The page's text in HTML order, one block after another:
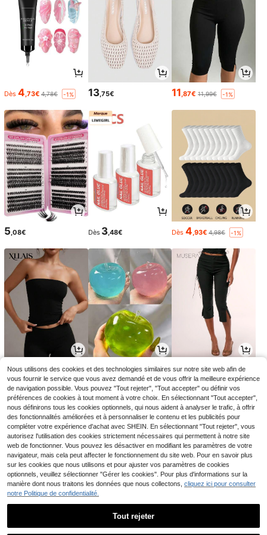
1
Dès 4 ,73€ 4,78€ -1% 13,75€ 11 ,87€ 11,99€ -1%
5,08€ Dès 3,48€ Dès 4,93€ 4,98€ -1%
7,91€ 7,99€ -1% Dès4,69€ 19 ,99€
Nous utilisons des cookies et des technologies similaires sur notre site web afin de
vous fournir le service que vous avez demandé et de vous offrir la meilleure expérience
de navigation possible. Vous pouvez "Tout rejeter", "Tout accepter" ou définir vos
préférences de cookies à tout moment à votre choix. En sélectionnant "Tout accepter",
nous définirons tous les cookies optionnels, qui nous aident à analyser le trafic, à offrir
des fonctionnalités améliorées et à personnaliser le contenu et les publicités pour
compléter votre expérience d'achat avec SHEIN. En sélectionnant "Tout rejeter", vous
autorisez l'utilisation des cookies strictement nécessaires qui permettent à notre site
web de fonctionner. Vous pouvez les désactiver en modifiant les paramètres de votre
navigateur, mais cela peut affecter le fonctionnement du site web. Pour en savoir plus
sur les cookies que nous utilisons et pour ajuster vos paramètres de cookies
optionnels, veuillez sélectionner "Gérer les cookies". Pour plus d'informations sur la
manière dont nous traitons les données que nous collectons, cliquez ici pour consulter
notre Politique de confidentialité.
Tout rejeter